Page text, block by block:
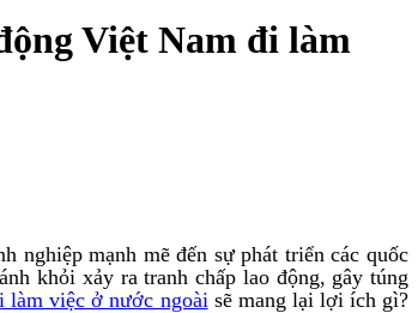
Việt Nam đi làm
nghiệp mạnh mẽ đến sự phát triển các quốc
khỏi xảy ra tranh chấp lao động, gây túng
làm việc ở nước ngoài sẽ mang lại lợi ích gì?